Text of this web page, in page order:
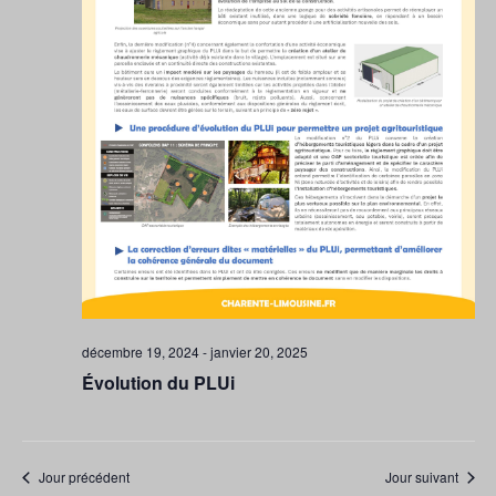
décembre 19, 2024-janvier 20, 2025
Évolution du PLUi
Jour précédent Jour suivant